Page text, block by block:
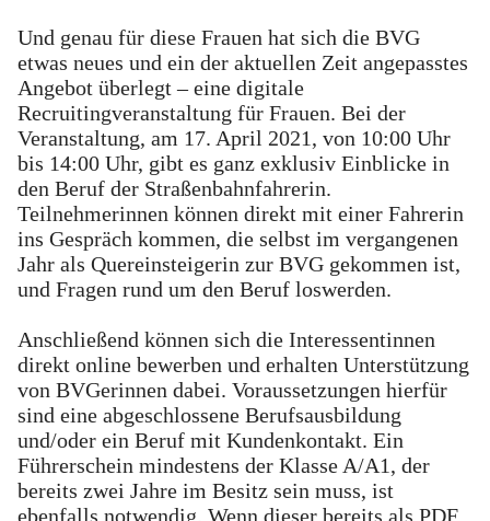
Und genau für diese Frauen hat sich die BVG
etwas neues und ein der aktuellen Zeit angepasstes
Angebot überlegt – eine digitale
Recruitingveranstaltung für Frauen. Bei der
Veranstaltung, am 17. April 2021, von 10:00 Uhr
bis 14:00 Uhr, gibt es ganz exklusiv Einblicke in
den Beruf der Straßenbahnfahrerin.
Teilnehmerinnen können direkt mit einer Fahrerin
ins Gespräch kommen, die selbst im vergangenen
Jahr als Quereinsteigerin zur BVG gekommen ist,
und Fragen rund um den Beruf loswerden.
Anschließend können sich die Interessentinnen
direkt online bewerben und erhalten Unterstützung
von BVGerinnen dabei. Voraussetzungen hierfür
sind eine abgeschlossene Berufsausbildung
und/oder ein Beruf mit Kundenkontakt. Ein
Führerschein mindestens der Klasse A/A1, der
bereits zwei Jahre im Besitz sein muss, ist
ebenfalls notwendig. Wenn dieser bereits als PDF